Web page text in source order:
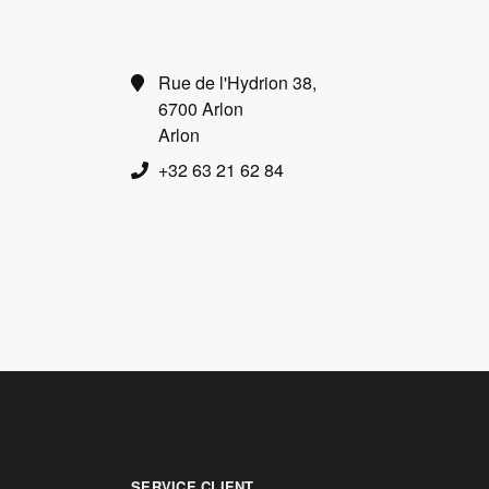
Rue de l'Hydrion 38,
6700 Arlon
Arlon
+32 63 21 62 84